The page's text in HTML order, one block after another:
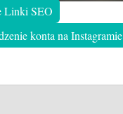
Linki SEO
konta na Instagramie